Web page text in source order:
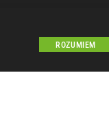
ROZUMIEM